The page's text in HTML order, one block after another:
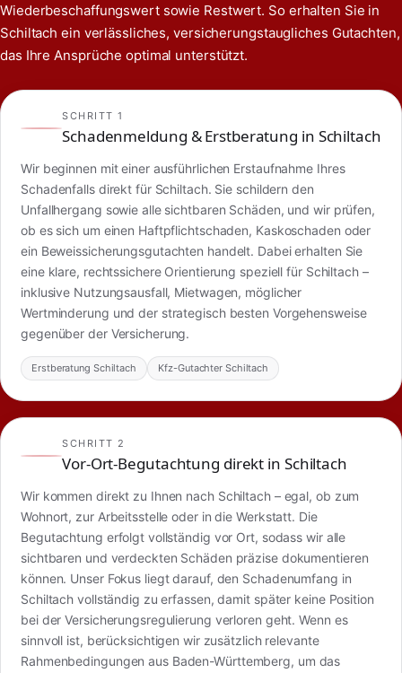
Wiederbeschaffungswert sowie Restwert. So erhalten Sie in
Schiltach ein verlässliches, versicherungstaugliches Gutachten,
das Ihre Ansprüche optimal unterstützt.
SCHRITT 1
Schadenmeldung & Erstberatung in Schiltach
Wir beginnen mit einer ausführlichen Erstaufnahme Ihres
Schadenfalls direkt für Schiltach. Sie schildern den
Unfallhergang sowie alle sichtbaren Schäden, und wir prüfen,
ob es sich um einen Haftpflichtschaden, Kaskoschaden oder
ein Beweissicherungsgutachten handelt. Dabei erhalten Sie
eine klare, rechtssichere Orientierung speziell für Schiltach –
inklusive Nutzungsausfall, Mietwagen, möglicher
Wertminderung und der strategisch besten Vorgehensweise
gegenüber der Versicherung.
Erstberatung Schiltach Kfz-Gutachter Schiltach
SCHRITT 2
Vor-Ort-Begutachtung direkt in Schiltach
Wir kommen direkt zu Ihnen nach Schiltach – egal, ob zum
Wohnort, zur Arbeitsstelle oder in die Werkstatt. Die
Begutachtung erfolgt vollständig vor Ort, sodass wir alle
sichtbaren und verdeckten Schäden präzise dokumentieren
können. Unser Fokus liegt darauf, den Schadenumfang in
Schiltach vollständig zu erfassen, damit später keine Position
bei der Versicherungsregulierung verloren geht. Wenn es
sinnvoll ist, berücksichtigen wir zusätzlich relevante
Rahmenbedingungen aus Baden-Württemberg, um das